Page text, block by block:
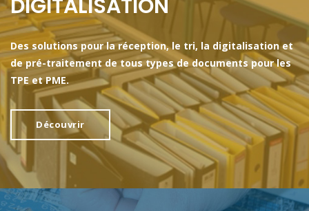
DIGITALISATION
Des solutions pour la réception, le tri, la digitalisation et
de pré-traitement de tous types de documents pour les
TPE et PME.
Découvrir